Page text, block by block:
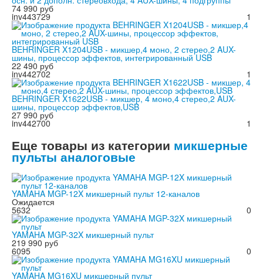
74 990 руб
1
inv443729
BEHRINGER X1204USB - микшер,4 моно, 2 стерео,2 AUX-
шины, процессор эффектов, интегрированный USB
22 490 руб
1
inv442702
BEHRINGER X1622USB - микшер, 4 моно,4 стерео,2 AUX-
шины, процессор эффектов,USB
27 990 руб
1
inv442700
Еще товары из категории микшерные
пульты аналоговые
YAMAHA MGP-12X микшерный пульт 12-каналов
Ожидается
0
5632
YAMAHA MGP-32X микшерный пульт
219 990 руб
0
6095
YAMAHA MG16XU микшерный пульт